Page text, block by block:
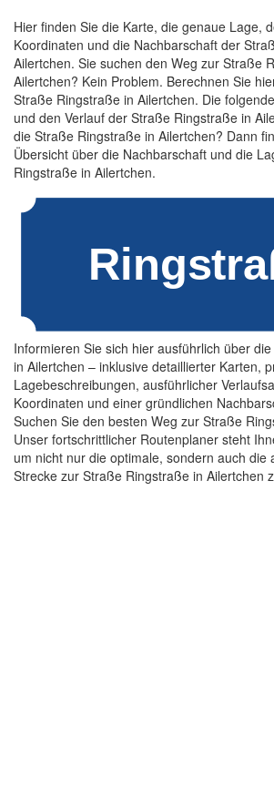
Hier finden Sie die Karte, die genaue Lage,
Koordinaten und die Nachbarschaft der
Ailertchen. Sie suchen den Weg zur Straße
Ailertchen? Kein Problem. Berechnen Sie
Straße Ringstraße in Ailertchen. Die
und den Verlauf der Straße Ringstraße in
die Straße Ringstraße in Ailertchen? Dann
Übersicht über die Nachbarschaft und die
Ringstraße in Ailertchen.
Informieren Sie sich hier ausführlich über
in Ailertchen – inklusive detaillierter Karten,
Lagebeschreibungen, ausführlicher
Koordinaten und einer gründlichen
Suchen Sie den besten Weg zur Straße
Unser fortschrittlicher Routenplaner steht
um nicht nur die optimale, sondern auch die
Strecke zur Straße Ringstraße in Ailertchen